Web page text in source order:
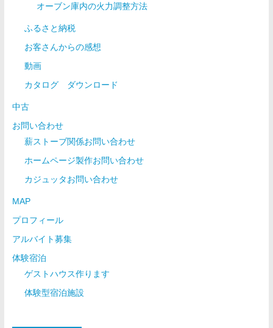
オーブン庫内の火力調整方法
ふるさと納税
お客さんからの感想
動画
カタログ ダウンロード
中古
お問い合わせ
薪ストーブ関係お問い合わせ
ホームページ製作お問い合わせ
カジュッタお問い合わせ
MAP
プロフィール
アルバイト募集
体験宿泊
ゲストハウス作ります
体験型宿泊施設